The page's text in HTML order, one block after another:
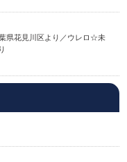
県花見川区より／ウレロ☆未